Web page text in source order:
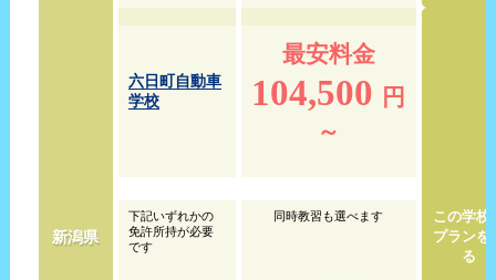
新潟県
六日町自動車
学校
最安料金
104,500 円
～
下記いずれかの
免許所持が必要
です
同時教習も選べます
この学校
プランを
る